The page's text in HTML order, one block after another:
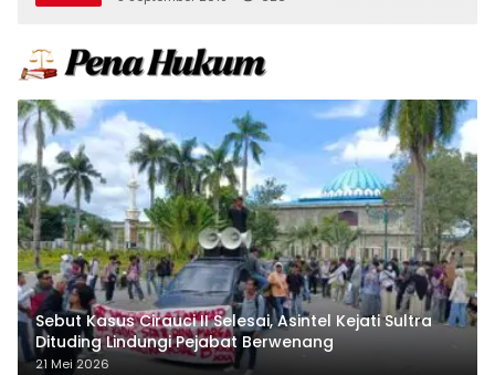
Sebut Kasus Cirauci II Selesai, Asintel Kejati Sultra
Dituding Lindungi Pejabat Berwenang
21 Mei 2026